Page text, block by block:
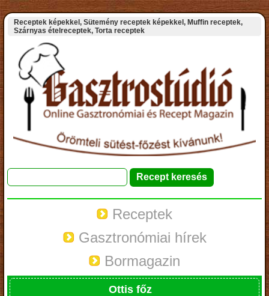
Receptek képekkel, Sütemény receptek képekkel, Muffin receptek,
Szárnyas ételreceptek, Torta receptek
Receptek
Gasztronómiai hírek
Bormagazin
Ottis főz